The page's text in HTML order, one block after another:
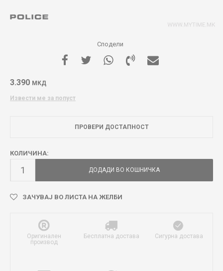
Сподели
3.390 МКД
Извести ме за попуст
ПРОВЕРИ ДОСТАПНОСТ
КОЛИЧИНА:
ДОДАДИ ВО КОШНИЧКА
ЗАЧУВАЈ ВО ЛИСТА НА ЖЕЛБИ
Оригинален
производ
Бесплатна достава Сигурна достава